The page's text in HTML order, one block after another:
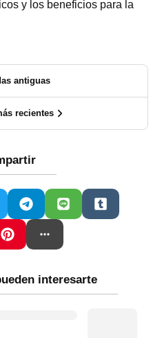
y los beneficios para la
antiguas
recientes
interesarte